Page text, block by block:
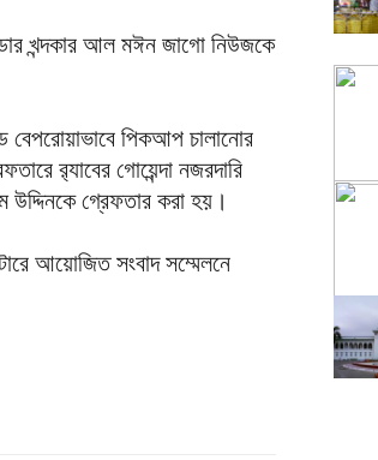
খন্দকার আল মঈন জাগো নিউজকে
বেপরোয়াভাবে পিকআপ চালানোর
র‌্যাবের গোয়েন্দা নজরদারি
উদ্দিনকে গ্রেফতার করা হয়।
আয়োজিত সংবাদ সম্মেলনে